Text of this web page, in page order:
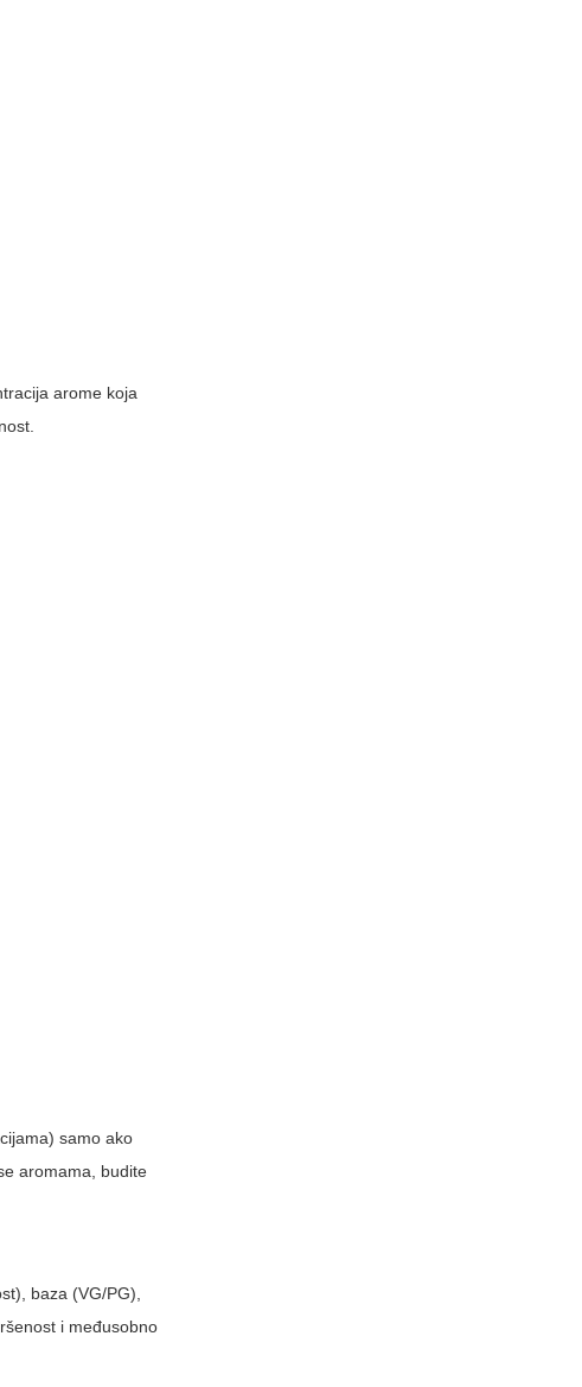
arome koja
samo ako
aromama, budite
baza (VG/PG),
i međusobno